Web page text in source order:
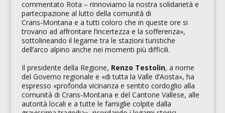
commentato Rota – rinnoviamo la nostra solidarietà e
partecipazione al lutto della comunità di
Crans‑Montana e a tutti coloro che in queste ore si
trovano ad affrontare l’incertezza e la sofferenza»,
sottolineando il legame tra le stazioni turistiche
dell’arco alpino anche nei momenti più difficili.
Il presidente della Regione, Renzo Testolin, a nome
del Governo regionale e «di tutta la Valle d’Aosta», ha
espresso «profonda vicinanza e sentito cordoglio alla
comunità di Crans‑Montana e del Cantone Vallese, alle
autorità locali e a tutte le famiglie colpite dalla